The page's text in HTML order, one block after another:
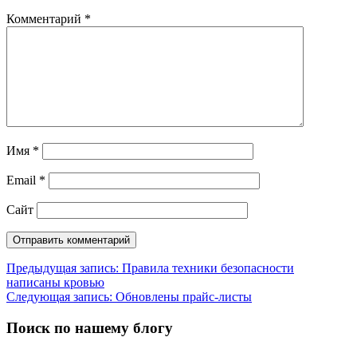
Комментарий *
Имя *
Email *
Сайт
Навигация
по
Предыдущая запись: Правила техники безопасности
написаны кровью
Следующая запись: Обновлены прайс-листы
Поиск по нашему блогу